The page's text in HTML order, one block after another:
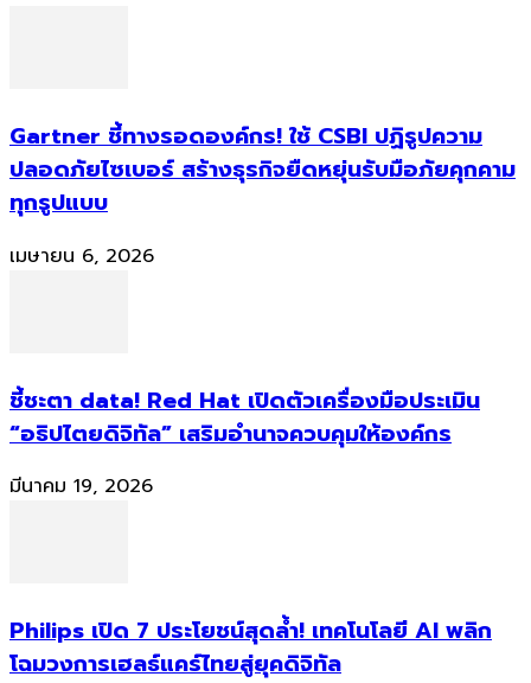
Gartner ชี้ทางรอดองค์กร! ใช้ CSBI ปฏิรูปความ
ปลอดภัยไซเบอร์ สร้างธุรกิจยืดหยุ่นรับมือภัยคุกคาม
ทุกรูปแบบ
เมษายน 6, 2026
ชี้ชะตา data! Red Hat เปิดตัวเครื่องมือประเมิน
“อธิปไตยดิจิทัล” เสริมอำนาจควบคุมให้องค์กร
มีนาคม 19, 2026
Philips เปิด 7 ประโยชน์สุดล้ำ! เทคโนโลยี AI พลิก
โฉมวงการเฮลธ์แคร์ไทยสู่ยุคดิจิทัล